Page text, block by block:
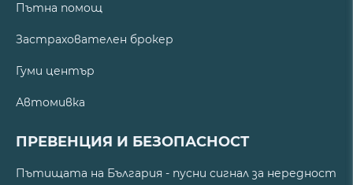
Пътна помощ
Застрахователен брокер
Гуми център
Автомивка
ПРЕВЕНЦИЯ И БЕЗОПАСНОСТ
Пътищата на България - пусни сигнал за нередност